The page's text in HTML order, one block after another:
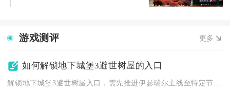
游戏测评 更多
如何解锁地下城堡3避世树屋的入口
解锁地下城堡3避世树屋入口，需先推进伊瑟瑞尔主线至特定节点，...